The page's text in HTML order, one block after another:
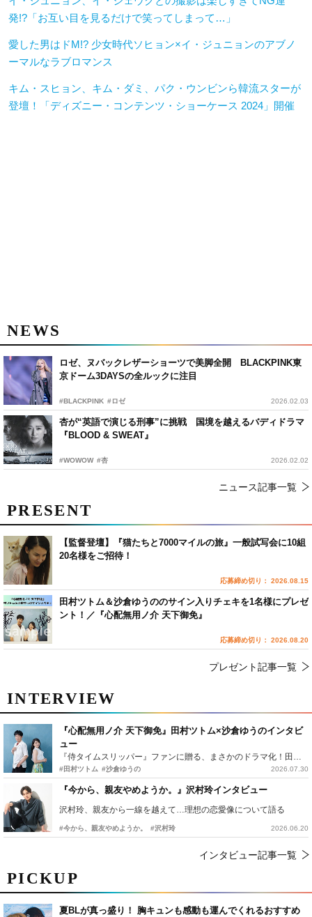
発!?「お互い目を見るだけで笑ってしまって…」
愛した男はドM!? 少女時代ソヒョン×イ・ジュニョンのアブノ
ーマルなラブロマンス
キム・スヒョン、キム・ダミ、パク・ウンビンら韓流スターが
登壇！「ディズニー・コンテンツ・ショーケース 2024」開催
NEWS
ロゼ、ヌバックレザーショーツで美脚全開 BLACKPINK東
京ドーム3DAYSの全ルックに注目
#BLACKPINK #ロゼ 2026.02.03
杏が“英語で演じる刑事”に挑戦 国境を越えるバディドラマ
『BLOOD & SWEAT』
#WOWOW #杏 2026.02.02
ニュース記事一覧
PICKUP
夏BLが真っ盛り！ 胸キュンも感動も運んでくれるおすすめ
INTERVIEW
『心配無用ノ介 天下御免』田村ツトム×沙倉ゆうのインタビ
ュー
『侍タイムスリッパー』ファンに贈る、まさかのドラマ化！田村ツトム×沙倉ゆうのが語る『心配無用ノ介』撮影秘話
#田村ツトム #沙倉ゆうの 2026.07.30
『今から、親友やめようか。』沢村玲インタビュー
沢村玲、親友から一線を越えて…理想の恋愛像について語る
#今から、親友やめようか。 #沢村玲 2026.06.20
インタビュー記事一覧
PRESENT
【監督登壇】『猫たちと7000マイルの旅』一般試写会に10組
20名様をご招待！
応募締め切り： 2026.08.15
田村ツトム＆沙倉ゆうののサイン入りチェキを1名様にプレゼ
ント！／『心配無用ノ介 天下御免』
応募締め切り： 2026.08.20
プレゼント記事一覧